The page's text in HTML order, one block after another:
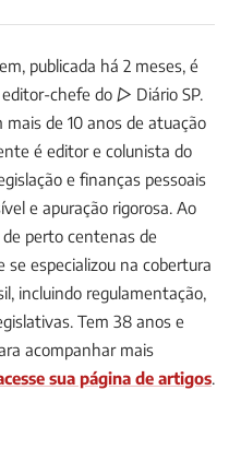
publicada há 2 meses, é
editor-chefe do ▷ Diário SP.
de 10 anos de atuação
é editor e colunista do
e finanças pessoais
e apuração rigorosa. Ao
perto centenas de
se especializou na cobertura
incluindo regulamentação,
Tem 38 anos e
acompanhar mais
sua página de artigos.